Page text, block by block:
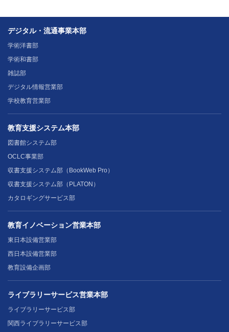
デジタル・流通事業本部
学術洋書部
学術和書部
雑誌部
デジタル情報営業部
学校教育営業部
教育支援システム本部
図書館システム部
OCLC事業部
収書支援システム部（BookWeb Pro）
収書支援システム部（PLATON）
カタロギングサービス部
教育イノベーション営業本部
東日本設備営業部
西日本設備営業部
教育設備企画部
ライブラリーサービス営業本部
ライブラリーサービス部
関西ライブラリーサービス部